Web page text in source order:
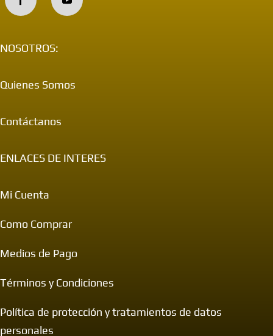
NOSOTROS:
Quienes Somos
Contáctanos
ENLACES DE INTERES
Mi Cuenta
Como Comprar
Medios de Pago
Términos y Condiciones
Política de protección y tratamientos de datos
personales